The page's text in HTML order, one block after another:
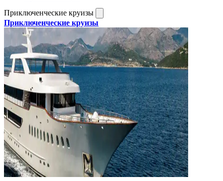
Приключенческие круизы
Приключенческие круизы